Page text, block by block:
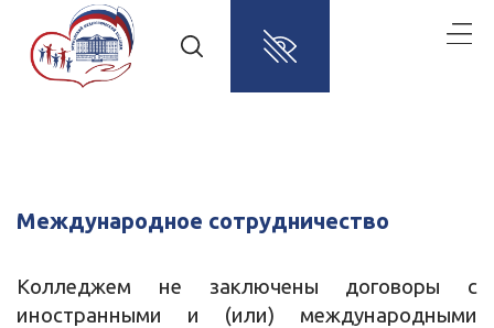
Международное сотрудничество
Колледжем не заключены договоры с
иностранными и (или) международными